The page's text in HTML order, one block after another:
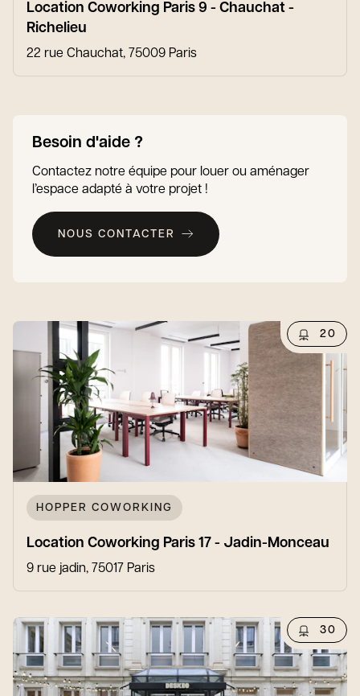
Location Coworking Paris 9 - Chauchat -
Richelieu
22 rue Chauchat, 75009 Paris
Besoin d'aide ?
Contactez notre équipe pour louer ou aménager
l’espace adapté à votre projet !
NOUS CONTACTER
20
HOPPER COWORKING
Location Coworking Paris 17 - Jadin-Monceau
9 rue jadin, 75017 Paris
30